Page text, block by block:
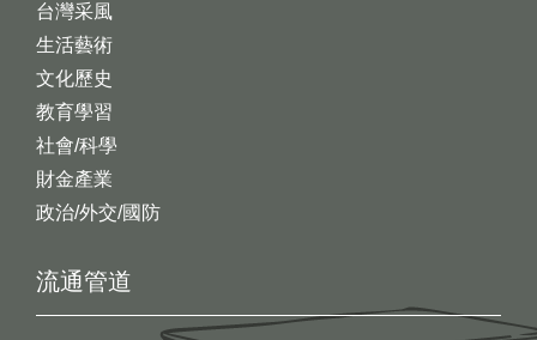
台灣采風
生活藝術
文化歷史
教育學習
社會/科學
財金產業
政治/外交/國防
流通管道